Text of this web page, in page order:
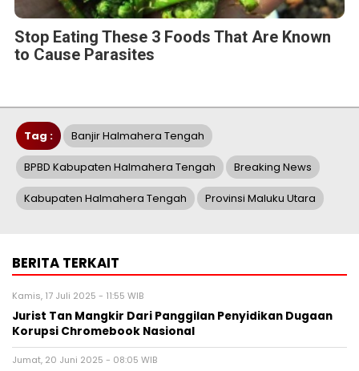
Stop Eating These 3 Foods That Are Known
to Cause Parasites
Tag : Banjir Halmahera Tengah
BPBD Kabupaten Halmahera Tengah Breaking News
Kabupaten Halmahera Tengah Provinsi Maluku Utara
BERITA TERKAIT
Kamis, 17 Juli 2025 - 11:55 WIB
Jurist Tan Mangkir Dari Panggilan Penyidikan Dugaan
Korupsi Chromebook Nasional
Jumat, 20 Juni 2025 - 08:05 WIB